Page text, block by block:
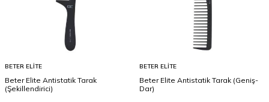
BETER ELITE
Beter Elite Antistatik Tarak
(Şekillendirici)
BETER ELITE
Beter Elite Antistatik Tarak (Geniş-
Dar)